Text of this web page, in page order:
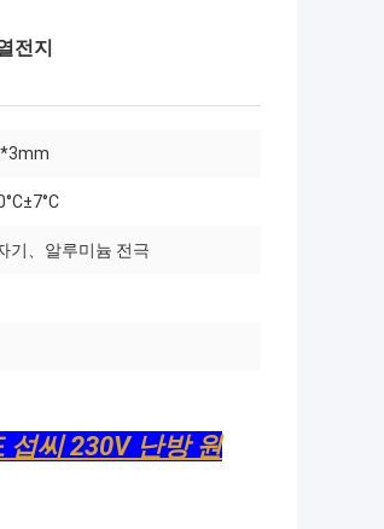
전지
기、알루미늄 전극
섭씨 230V 난방 원